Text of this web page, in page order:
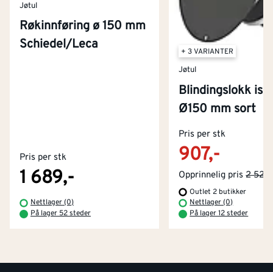
Jøtul
Røkinnføring ø 150 mm
Schiedel/Leca
Pris per stk
1 689,-
Nettlager (0)
På lager 52 steder
+ 3 VARIANTER
Jøtul
Blindingslokk
Ø150 mm sort
Pris per stk
907,-
Opprinnelig pris 2
Outlet 2 butikker
Nettlager (0)
På lager 12 steder
Kjøpsbetingelser
Retur- og angrerettsskjema
Tjenester
Montér Klubb
Byggevarehus og åpningstider
Prismatch